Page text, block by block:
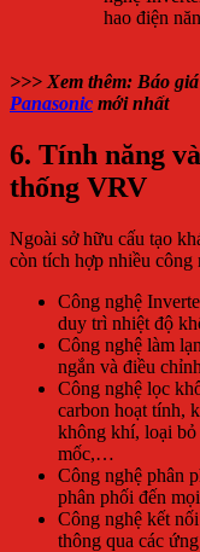
hao điện
>>> Xem thêm: Báo
Panasonic mới nhất
6. Tính năng
thống VRV
Ngoài sở hữu cấu tạo
còn tích hợp nhiều công
Công nghệ
duy trì nhiệt độ
Công nghệ làm
ngắn và điều
Công nghệ lọc
carbon hoạt tính,
không khí, loại
mốc,…
Công nghệ phân
phân phối đến
Công nghệ kết
thông qua các